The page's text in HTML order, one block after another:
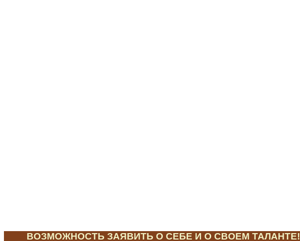
ВОЗМОЖНОСТЬ ЗАЯВИТЬ О СЕБЕ И О СВОЕМ ТАЛАНТЕ!